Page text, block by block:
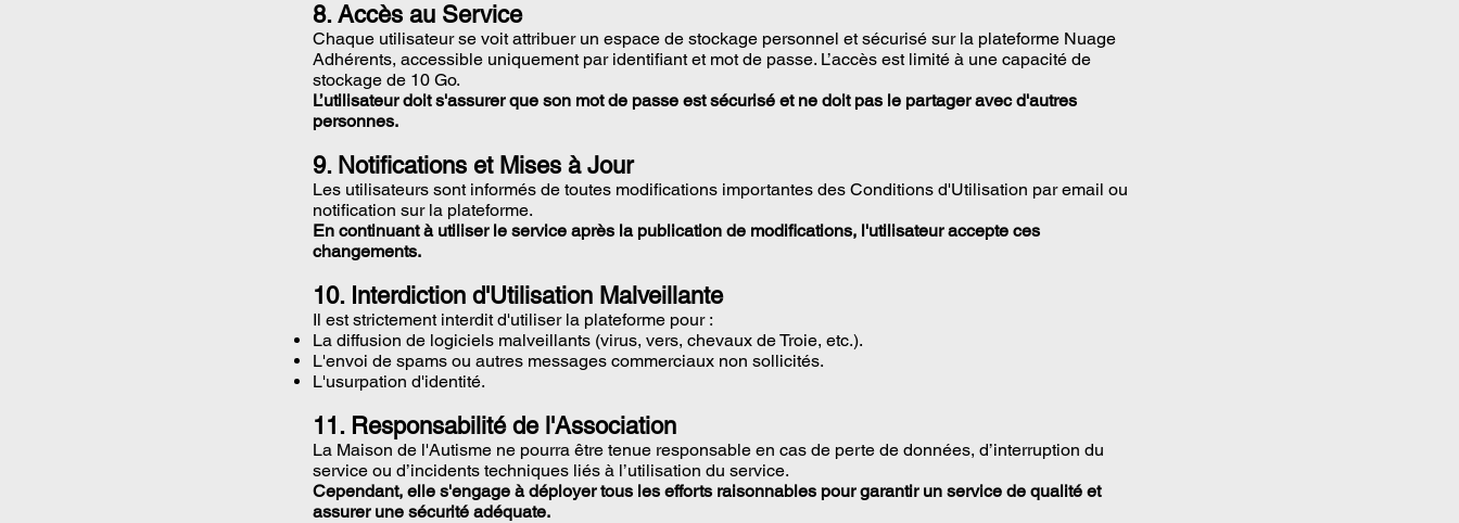
8. Accès au Service
Chaque utilisateur se voit attribuer un espace de stockage personnel et sécurisé sur la plateforme Nuage
Adhérents, accessible uniquement par identifiant et mot de passe. L’accès est limité à une capacité de
stockage de 10 Go.
L’utilisateur doit s'assurer que son mot de passe est sécurisé et ne doit pas le partager avec d'autres
personnes.
9. Notifications et Mises à Jour
Les utilisateurs sont informés de toutes modifications importantes des Conditions d'Utilisation par email ou
notification sur la plateforme.
En continuant à utiliser le service après la publication de modifications, l'utilisateur accepte ces
changements.
10. Interdiction d'Utilisation Malveillante
Il est strictement interdit d'utiliser la plateforme pour :
La diffusion de logiciels malveillants (virus, vers, chevaux de Troie, etc.).
L'envoi de spams ou autres messages commerciaux non sollicités.
L'usurpation d'identité.
11. Responsabilité de l'Association
La Maison de l'Autisme ne pourra être tenue responsable en cas de perte de données, d’interruption du
service ou d’incidents techniques liés à l’utilisation du service.
Cependant, elle s'engage à déployer tous les efforts raisonnables pour garantir un service de qualité et
assurer une sécurité adéquate.